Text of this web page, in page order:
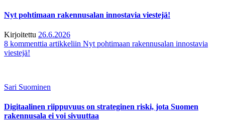
Nyt pohtimaan rakennusalan innostavia viestejä!
Kirjoitettu 26.6.2026
8 kommenttia artikkeliin Nyt pohtimaan rakennusalan innostavia
viestejä!
Sari Suominen
Digitaalinen riippuvuus on strateginen riski, jota Suomen
rakennusala ei voi sivuuttaa